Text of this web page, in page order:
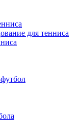
для тенниса